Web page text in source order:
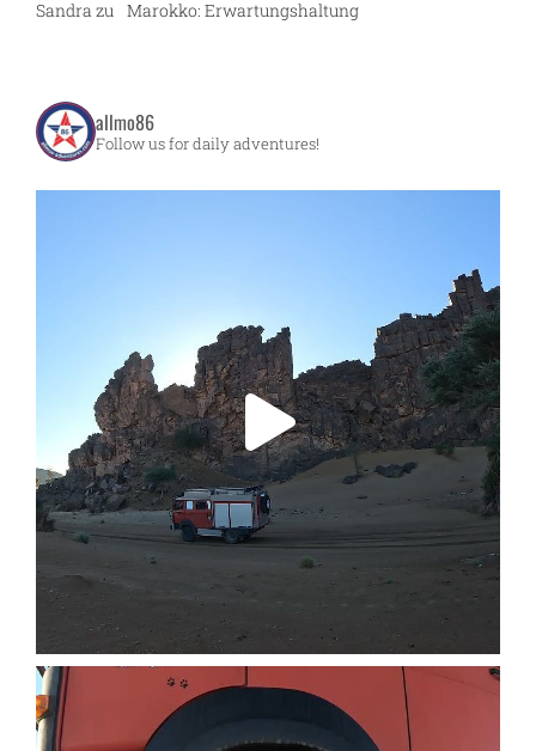
Sandra zu Marokko: Erwartungshaltung
allmo86
Follow us for daily adventures!